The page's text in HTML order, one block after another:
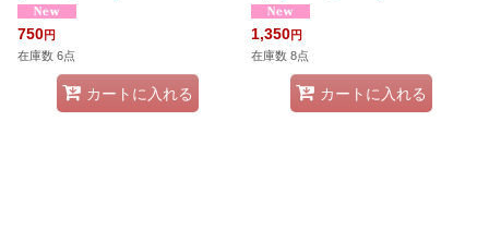
750円
在庫数 6点
カートに入れる
1,350円
在庫数 8点
カートに入れる